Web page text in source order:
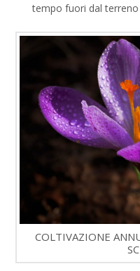
tempo fuori dal terreno
COLTIVAZIONE